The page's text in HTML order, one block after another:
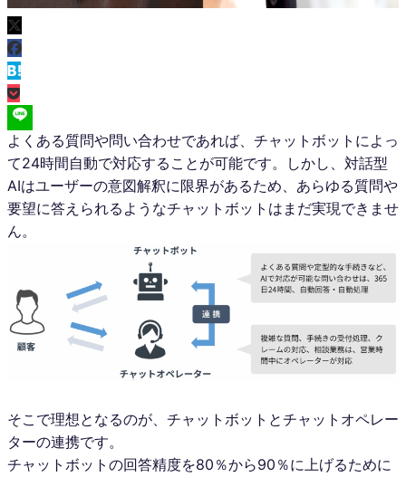
よくある質問や問い合わせであれば、チャットボットによっ
て24時間自動で対応することが可能です。しかし、対話型
AIはユーザーの意図解釈に限界があるため、あらゆる質問や
要望に答えられるようなチャットボットはまだ実現できませ
ん。
そこで理想となるのが、チャットボットとチャットオペレー
ターの連携です。
チャットボットの回答精度を80％から90％に上げるために